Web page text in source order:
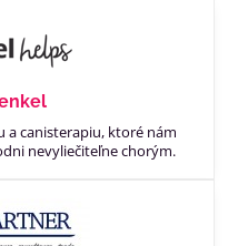
canisterapiu, ktoré nám
nevyliečiteľne chorým.